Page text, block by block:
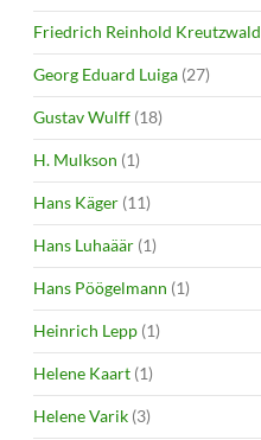
Friedrich Reinhold Kreutzwald
Georg Eduard Luiga (27)
Gustav Wulff (18)
H. Mulkson (1)
Hans Käger (11)
Hans Luhaäär (1)
Hans Pöögelmann (1)
Heinrich Lepp (1)
Helene Kaart (1)
Helene Varik (3)